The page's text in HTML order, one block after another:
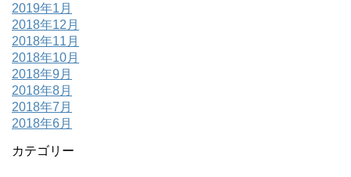
2019年1月
2018年12月
2018年11月
2018年10月
2018年9月
2018年8月
2018年7月
2018年6月
カテゴリー